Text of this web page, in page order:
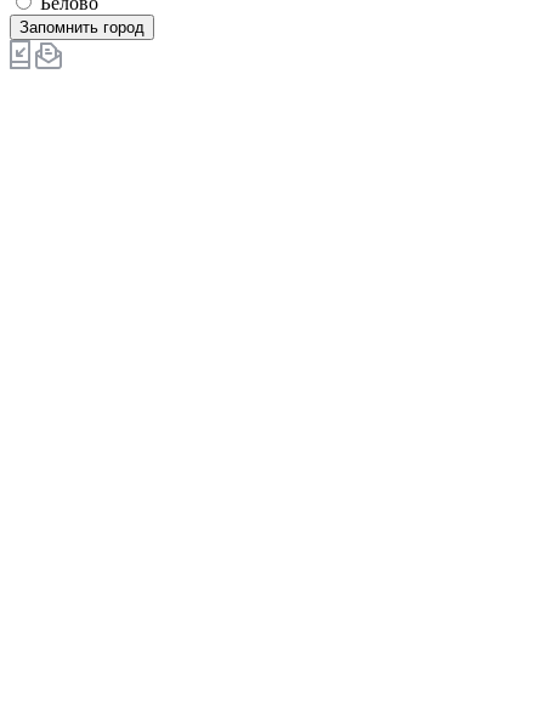
Запомнить город